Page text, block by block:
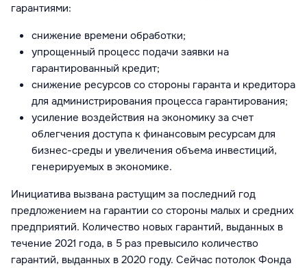
гарантиями:
снижение времени обработки;
упрощенный процесс подачи заявки на
гарантированный кредит;
снижение ресурсов со стороны гаранта и кредитора
для администрирования процесса гарантирования;
усиление воздействия на экономику за счет
облегчения доступа к финансовым ресурсам для
бизнес-среды и увеличения объема инвестиций,
генерируемых в экономике.
Инициатива вызвана растущим за последний год
предложением на гарантии со стороны малых и средних
предприятий. Количество новых гарантий, выданных в
течение 2021 года, в 5 раз превысило количество
гарантий, выданных в 2020 году. Сейчас потолок Фонда